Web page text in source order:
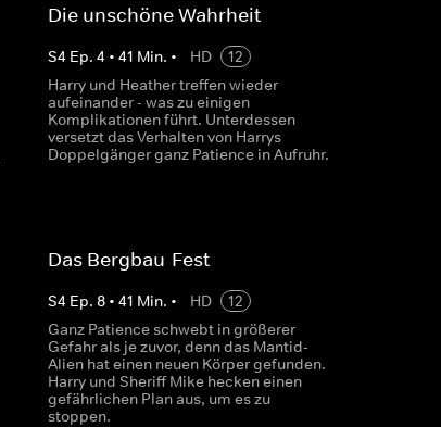
Die unschöne Wahrheit
S4 Ep. 4 • 41 Min. • HD
12
Harry und Heather treffen wieder
aufeinander - was zu einigen
Komplikationen führt. Unterdessen
versetzt das Verhalten von Harrys
Doppelgänger ganz Patience in Aufruhr.
Das Bergbau-Fest
S4 Ep. 8• 41 Min. • HD
12
Ganz Patience schwebt in größerer
Gefahr als je zuvor, denn das Mantid-
Alien hat einen neuen Körper gefunden.
Harry und Sheriff Mike hecken einen
gefährlichen Plan aus, um es zu
stoppen.